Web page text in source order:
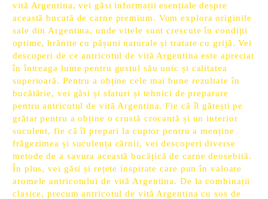
vită Argentina, vei găsi informații esențiale despre
această bucată de carne premium. Vom explora originile
sale din Argentina, unde vitele sunt crescute în condiții
optime, hrănite cu pășuni naturale și tratate cu grijă. Vei
descoperi de ce antricotul de vită Argentina este apreciat
în întreaga lume pentru gustul său unic și calitatea
superioară. Pentru a obține cele mai bune rezultate în
bucătărie, vei găsi și sfaturi și tehnici de preparare
pentru antricotul de vită Argentina. Fie că îl gătești pe
grătar pentru a obține o crustă crocantă și un interior
suculent, fie că îl prepari la cuptor pentru a menține
frăgezimea și suculența cărnii, vei descoperi diverse
metode de a savura această bucățică de carne deosebită.
În plus, vei găsi și rețete inspirate care pun în valoare
aromele antricotului de vită Argentina. De la combinații
clasice, precum antricotul de vită Argentina cu sos de